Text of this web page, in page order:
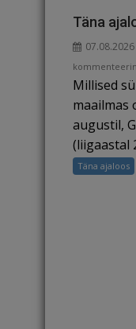
k
Täna
07.08.2026
Täna
ajaloos:
7.
Millised
maailmas
augustil,
(liigaastal
Täna ajaloos